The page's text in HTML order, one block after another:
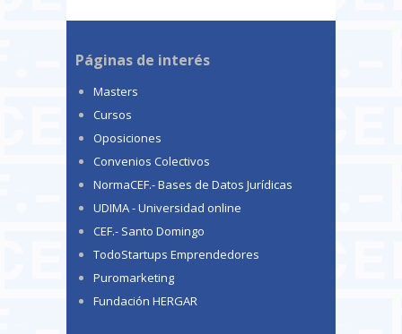
Páginas de interés
Masters
Cursos
Oposiciones
Convenios Colectivos
NormaCEF.- Bases de Datos Jurídicas
UDIMA - Universidad online
CEF.- Santo Domingo
TodoStartups Emprendedores
Puromarketing
Fundación HERGAR